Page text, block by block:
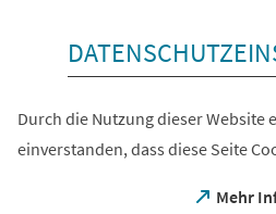
Durch die Nutzung dieser Website
einverstanden, dass diese Seite
Mehr
(Öffnet